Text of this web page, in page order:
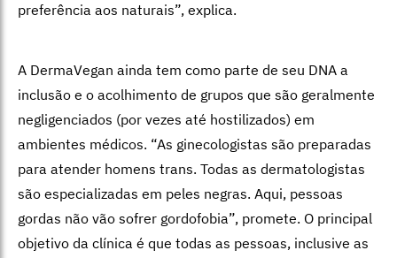
preferência aos naturais”, explica.
A DermaVegan ainda tem como parte de seu DNA a
inclusão e o acolhimento de grupos que são geralmente
negligenciados (por vezes até hostilizados) em
ambientes médicos. “As ginecologistas são preparadas
para atender homens trans. Todas as dermatologistas
são especializadas em peles negras. Aqui, pessoas
gordas não vão sofrer gordofobia”, promete. O principal
objetivo da clínica é que todas as pessoas, inclusive as